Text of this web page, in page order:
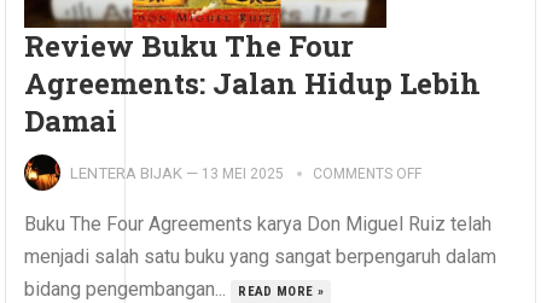
Review Buku The Four
Agreements: Jalan Hidup Lebih
Damai
LENTERA BIJAK — 13 MEI 2025 COMMENTS OFF
Buku The Four Agreements karya Don Miguel Ruiz telah
menjadi salah satu buku yang sangat berpengaruh dalam
bidang pengembangan...
READ MORE »